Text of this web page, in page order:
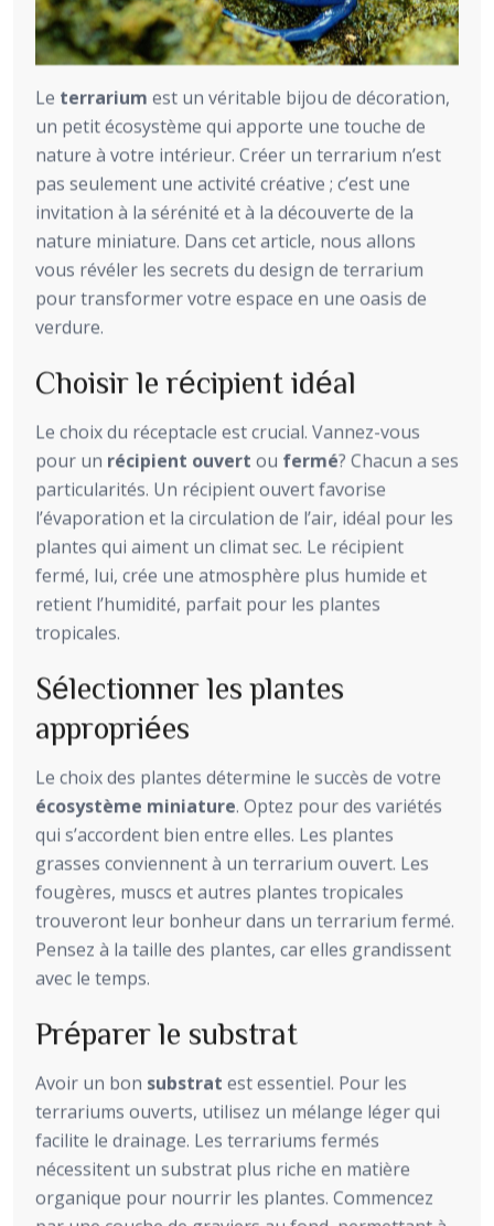
Le terrarium est un véritable bijou de décoration,
un petit écosystème qui apporte une touche de
nature à votre intérieur. Créer un terrarium n’est
pas seulement une activité créative ; c’est une
invitation à la sérénité et à la découverte de la
nature miniature. Dans cet article, nous allons
vous révéler les secrets du design de terrarium
pour transformer votre espace en une oasis de
verdure.
Choisir le récipient idéal
Le choix du réceptacle est crucial. Vannez-vous
pour un récipient ouvert ou fermé? Chacun a ses
particularités. Un récipient ouvert favorise
l’évaporation et la circulation de l’air, idéal pour les
plantes qui aiment un climat sec. Le récipient
fermé, lui, crée une atmosphère plus humide et
retient l’humidité, parfait pour les plantes
tropicales.
Sélectionner les plantes
appropriées
Le choix des plantes détermine le succès de votre
écosystème miniature. Optez pour des variétés
qui s’accordent bien entre elles. Les plantes
grasses conviennent à un terrarium ouvert. Les
fougères, muscs et autres plantes tropicales
trouveront leur bonheur dans un terrarium fermé.
Pensez à la taille des plantes, car elles grandissent
avec le temps.
Préparer le substrat
Avoir un bon substrat est essentiel. Pour les
terrariums ouverts, utilisez un mélange léger qui
facilite le drainage. Les terrariums fermés
nécessitent un substrat plus riche en matière
organique pour nourrir les plantes. Commencez